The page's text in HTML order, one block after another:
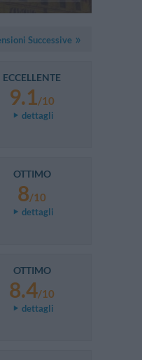
Successive
ECCELLENTE
9.1/10
dettagli
OTTIMO
8/10
dettagli
OTTIMO
8.4/10
dettagli